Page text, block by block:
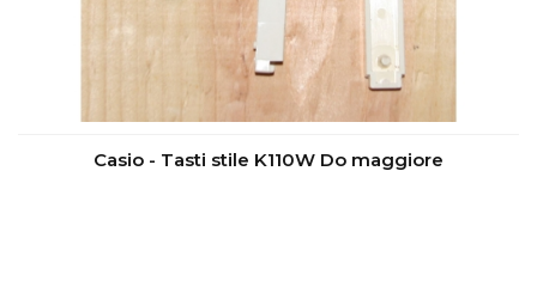
Casio - Tasti stile K110W Do maggiore